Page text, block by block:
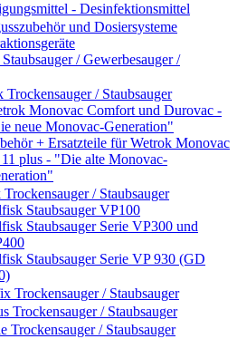
- Desinfektionsmittel
und Dosiersysteme
/ Gewerbesauger /
Trockensauger / Staubsauger
Monovac Comfort und Durovac -
neue Monovac-Generation"
+ Ersatzteile für Wetrok Monovac
plus - "Die alte Monovac-
/ Staubsauger
Staubsauger VP100
Staubsauger Serie VP300 und
Staubsauger Serie VP 930 (GD
Trockensauger / Staubsauger
Trockensauger / Staubsauger
Trockensauger / Staubsauger